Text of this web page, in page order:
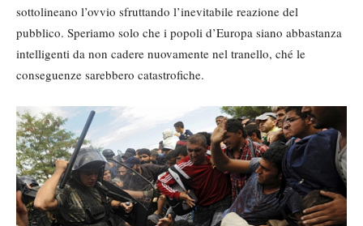
sottolineano l’ovvio sfruttando l’inevitabile reazione del
pubblico. Speriamo solo che i popoli d’Europa siano abbastanza
intelligenti da non cadere nuovamente nel tranello, ché le
conseguenze sarebbero catastrofiche.